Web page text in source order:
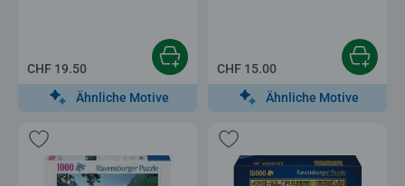
CHF 19.50
Ähnliche Motive
CHF 15.00
Ähnliche Motive